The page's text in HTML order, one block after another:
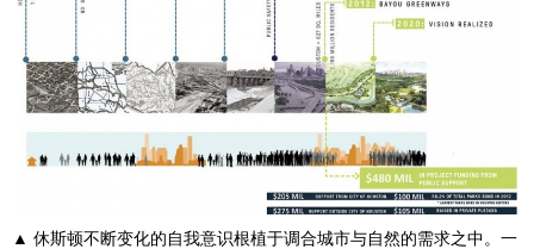
▲ 休斯顿不断变化的自我意识根植于调合城市与自然的需求之中。一